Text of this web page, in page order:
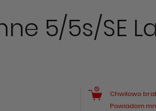
5/5s/SE
Chwilowo
Powiadom